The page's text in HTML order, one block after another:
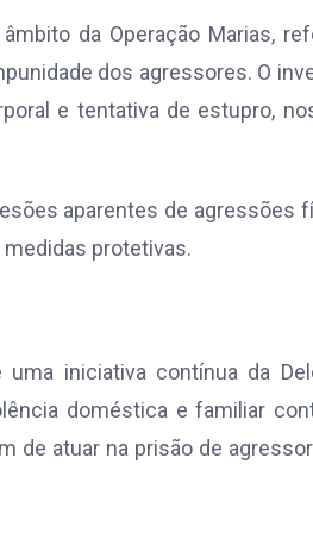
âmbito da Operação Marias,
dos agressores. O
e tentativa de estupro,
aparentes de agressões
protetivas.
uma iniciativa contínua da
doméstica e familiar
de atuar na prisão de